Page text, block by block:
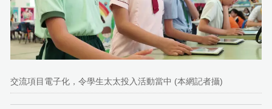
交流項目電子化，令學生太太投入活動當中 (本網記者攝)